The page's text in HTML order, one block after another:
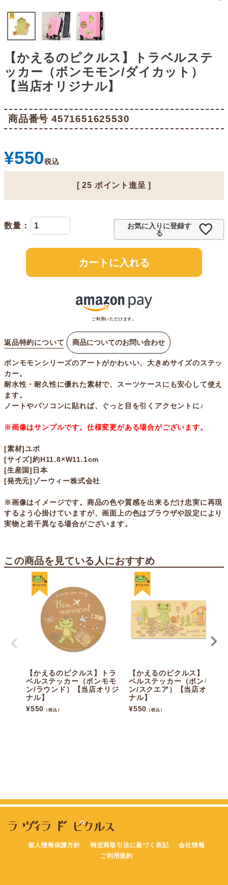
【かえるのピクルス】トラベルステ
ッカー（ボンモモン/ダイカット）
【当店オリジナル】
商品番号 4571651625530
¥550税込
[ 25 ポイント進呈 ]
お気に入りに登録す
る
カートに入れる
ご利用いただけます。
返品特約について 商品についてのお問い合わせ
ボンモモンシリーズのアートがかわいい、大きめサイズのステッ
カー。
耐水性・耐久性に優れた素材で、スーツケースにも安心して使え
ます。
ノートやパソコンに貼れば、ぐっと目を引くアクセントに♪
※画像はサンプルです。仕様変更がある場合がございます。
[素材]ユポ
[サイズ]約H11.8×W11.1cm
[生産国]日本
[発売元]ゾーウィー株式会社
※画像はイメージです。商品の色や質感を出来るだけ忠実に再現
するよう心掛けていますが、画面上の色はブラウザや設定により
実物と若干異なる場合がございます。
この商品を見ている人におすすめ
【かえるのピクルス】トラ
ベルステッカー（ボンモモ
ン/ラウンド）【当店オリジ
ナル】
¥550 （税込）
【かえるのピクルス】トラ
ベルステッカー（ボンモモ
ン/スクエア）【当店オリジ
ナル】
¥550 （税込）
個人情報保護方針 特定商取引法に基づく表記
会社情報
ご利用規約